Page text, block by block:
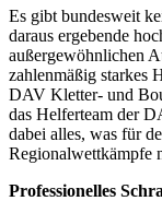
Es gibt bundesweit
daraus ergebende
außergewöhnlichen
zahlenmäßig starkes
DAV Kletter- und
das Helferteam der
dabei alles, was für
Regionalwettkämpfe
Professionelles